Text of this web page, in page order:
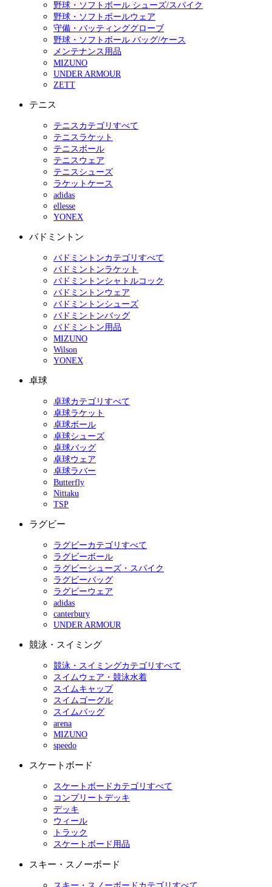
野球・ソフトボール シューズ/スパイク
野球・ソフトボールウェア
守備・バッティンググローブ
野球・ソフトボール バッグ/ケース
メンテナンス用品
MIZUNO
UNDER ARMOUR
ZETT
テニス
テニスカテゴリすべて
テニスラケット
テニスボール
テニスウェア
テニスシューズ
ラケットケース
adidas
ellesse
YONEX
バドミントン
バドミントンカテゴリすべて
バドミントンラケット
バドミントンシャトルコック
バドミントンウェア
バドミントンシューズ
バドミントンバッグ
バドミントン用品
MIZUNO
Wilson
YONEX
卓球
卓球カテゴリすべて
卓球ラケット
卓球ボール
卓球シューズ
卓球バッグ
卓球ウェア
卓球ラバー
Butterfly
Nittaku
TSP
ラグビー
ラグビーカテゴリすべて
ラグビーボール
ラグビーシューズ・スパイク
ラグビーバッグ
ラグビーウェア
adidas
canterbury
UNDER ARMOUR
競泳・スイミング
競泳・スイミングカテゴリすべて
スイムウェア・競泳水着
スイムキャップ
スイムゴーグル
スイムバッグ
arena
MIZUNO
speedo
スケートボード
スケートボードカテゴリすべて
コンプリートデッキ
デッキ
ウィール
トラック
スケートボード用品
スキー・スノーボード